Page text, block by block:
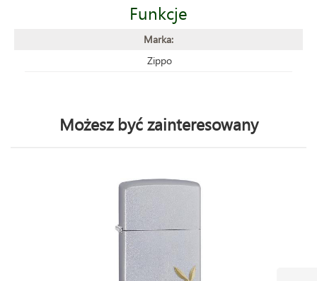
Funkcje
Marka:
Zippo
Możesz być zainteresowany